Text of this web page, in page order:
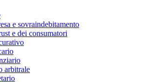
e sovraindebitamento
e dei consumatori
arbitrale